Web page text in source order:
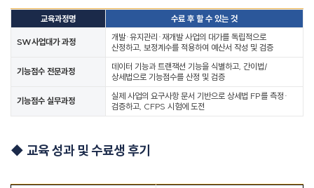
교육과정명 수료 후 할 수 있는 것
SW사업대가 과정 개발·유지관리 · 재개발 사업의 대가를 독립적으로
산정하고, 보정계수를 적용하여 예산서 작성 및 검증
기능점수 전문과정 데이터 기능과 트랜잭션 기능을 식별하고, 간이법/
상세법으로 기능점수를 산정 및 검증
기능점수 실무과정 실제 사업의 요구사항 문서 기반으로 상세법 FP를 측정 ·
검증하고, CFPS 시험에 도전
◆ 교육 성과 및 수료생 후기